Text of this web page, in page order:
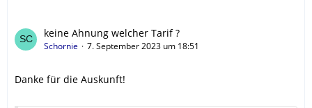
keine Ahnung welcher Tarif ?
Schornie 7. September 2023 um 18:51
Danke für die Auskunft!